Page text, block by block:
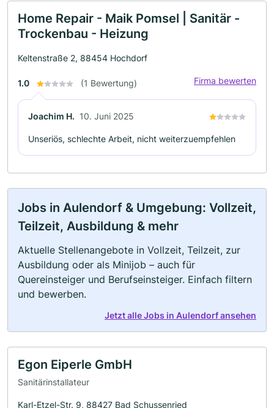
Home Repair - Maik Pomsel | Sanitär -
Trockenbau - Heizung
Keltenstraße 2, 88454 Hochdorf
1.0 (1 Bewertung) Firma bewerten
Joachim H. 10. Juni 2025
Unseriös, schlechte Arbeit, nicht weiterzuempfehlen
Jobs in Aulendorf & Umgebung: Vollzeit,
Teilzeit, Ausbildung & mehr
Aktuelle Stellenangebote in Vollzeit, Teilzeit, zur
Ausbildung oder als Minijob – auch für
Quereinsteiger und Berufseinsteiger. Einfach filtern
und bewerben.
Jetzt alle Jobs in Aulendorf ansehen
Egon Eiperle GmbH
Sanitärinstallateur
Karl-Etzel-Str. 9, 88427 Bad Schussenried